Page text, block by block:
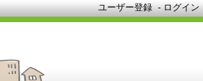
ユーザー登録 -ログイン